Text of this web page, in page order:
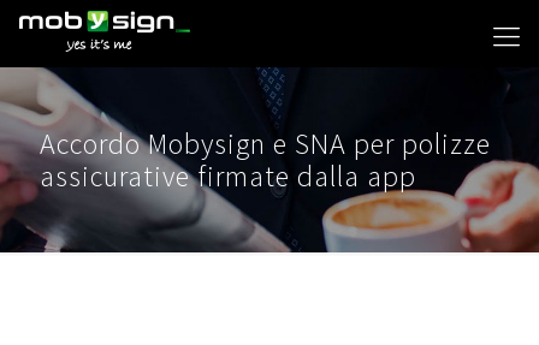
Accordo Mobysign e SNA per polizze
assicurative firmate dalla app